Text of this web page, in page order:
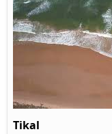
Tikal